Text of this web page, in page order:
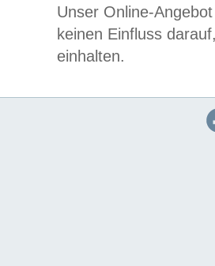
Unser Online-
keinen Einfluss
einhalten.